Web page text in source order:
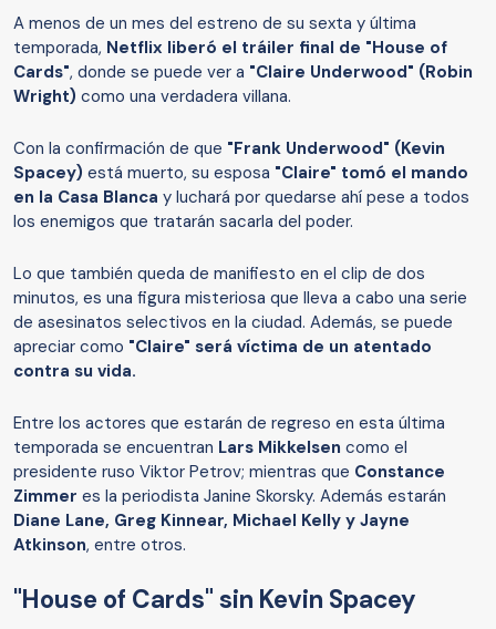
A menos de un mes del estreno de su sexta y última
temporada, Netflix liberó el tráiler final de "House of
Cards", donde se puede ver a "Claire Underwood" (Robin
Wright) como una verdadera villana.
Con la confirmación de que "Frank Underwood" (Kevin
Spacey) está muerto, su esposa "Claire" tomó el mando
en la Casa Blanca y luchará por quedarse ahí pese a todos
los enemigos que tratarán sacarla del poder.
Lo que también queda de manifiesto en el clip de dos
minutos, es una figura misteriosa que lleva a cabo una serie
de asesinatos selectivos en la ciudad. Además, se puede
apreciar como "Claire" será víctima de un atentado
contra su vida.
Entre los actores que estarán de regreso en esta última
temporada se encuentran Lars Mikkelsen como el
presidente ruso Viktor Petrov; mientras que Constance
Zimmer es la periodista Janine Skorsky. Además estarán
Diane Lane, Greg Kinnear, Michael Kelly y Jayne
Atkinson, entre otros.
"House of Cards" sin Kevin Spacey